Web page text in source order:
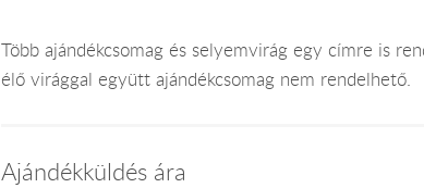
Több ajándékcsomag és selyemvirág egy címre is
élő virággal együtt ajándékcsomag nem rendelhető.
Ajándékküldés ára